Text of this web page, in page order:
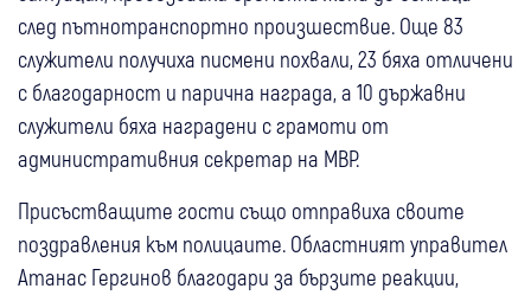
след пътнотранспортно произшествие. Още 83
служители получиха писмени похвали, 23 бяха отличени
с благодарност и парична награда, а 10 държавни
служители бяха наградени с грамоти от
административния секретар на МВР.
Присъстващите гости също отправиха своите
поздравления към полицаите. Областният управител
Атанас Гергинов благодари за бързите реакции,